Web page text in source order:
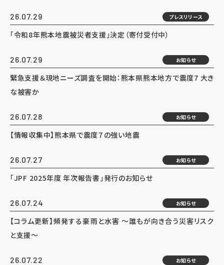
26.07.29 プレスリリース
「令和8年熊本地震被災者支援」決定（寄付受付中）
26.07.29 お知らせ
緊急支援＆現地ニーズ調査を開始：熊本県熊本地方で震度7 大き
な被害か
26.07.28 お知らせ
【情報収集中】熊本県で震度７の強い地震
26.07.27 お知らせ
「JPF 2025年度 年次報告書」発行のお知らせ
26.07.24 お知らせ
【コラム更新】頻発する豪雨と水害 ～誰もが向き合う災害リスク
と支援～
26.07.22 お知らせ